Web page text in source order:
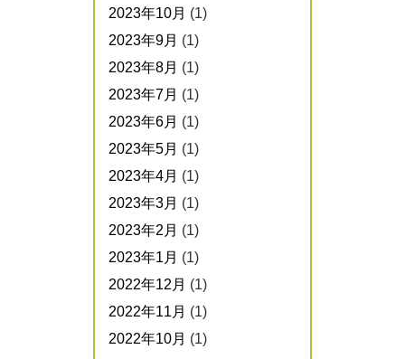
2023年10月 (1)
2023年9月 (1)
2023年8月 (1)
2023年7月 (1)
2023年6月 (1)
2023年5月 (1)
2023年4月 (1)
2023年3月 (1)
2023年2月 (1)
2023年1月 (1)
2022年12月 (1)
2022年11月 (1)
2022年10月 (1)